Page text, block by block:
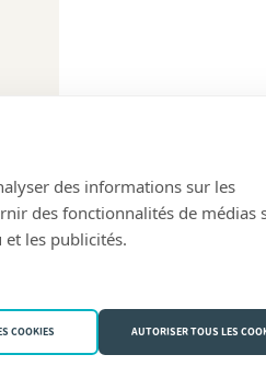
des informations sur les
des fonctionnalités de médias
les publicités.
COOKIES AUTORISER TOUS LES